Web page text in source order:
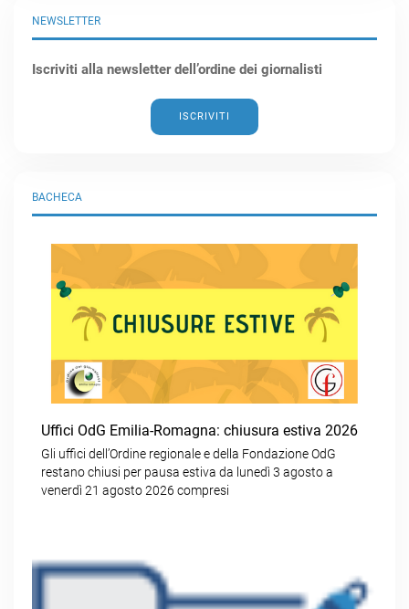
BACHECA
Uffici OdG Emilia-Romagna: chiusura estiva 2026
Gli uffici dell’Ordine regionale e della Fondazione OdG
restano chiusi per pausa estiva da lunedì 3 agosto a
venerdì 21 agosto 2026 compresi
NEWSLETTER
Iscriviti alla newsletter dell’ordine dei giornalisti
ISCRIVITI